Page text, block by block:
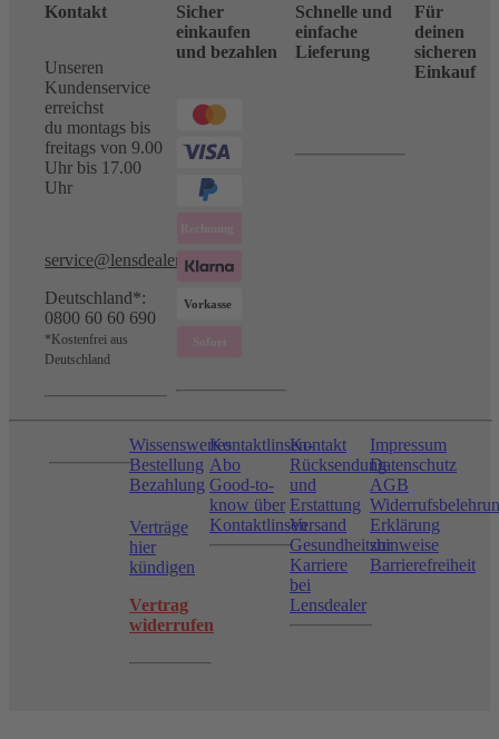
Kontakt
Unseren
Kundenservice
erreichst
du montags bis
freitags von 9.00
Uhr bis 17.00
Uhr
service@lensdealer.com
Deutschland*:
0800 60 60 690
*Kostenfrei aus
Deutschland
Sicher
einkaufen
und bezahlen
Schnelle und
einfache
Lieferung
Für
deinen
sicheren
Einkauf
Wissenswertes
Bestellung
Bezahlung
Verträge
hier
kündigen
Vertrag
widerrufen
Kontaktlinsen-
Abo
Good-to-
know über
Kontaktlinsen
Kontakt
Rücksendung
und
Erstattung
Versand
Gesundheitshinweise
Karriere
bei
Lensdealer
Impressum
Datenschutz
AGB
Erklärung
zur
Barrierefreiheit